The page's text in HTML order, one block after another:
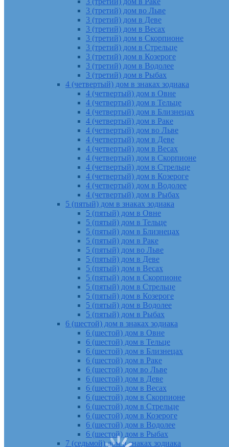
3 (третий) дом во Льве
3 (третий) дом в Деве
3 (третий) дом в Весах
3 (третий) дом в Скорпионе
3 (третий) дом в Стрельце
3 (третий) дом в Козероге
3 (третий) дом в Водолее
3 (третий) дом в Рыбах
4 (четвертый) дом в знаках зодиака
4 (четвертый) дом в Овне
4 (четвертый) дом в Тельце
4 (четвертый) дом в Близнецах
4 (четвертый) дом в Раке
4 (четвертый) дом во Льве
4 (четвертый) дом в Деве
4 (четвертый) дом в Весах
4 (четвертый) дом в Скорпионе
4 (четвертый) дом в Стрельце
4 (четвертый) дом в Козероге
4 (четвертый) дом в Водолее
4 (четвертый) дом в Рыбах
5 (пятый) дом в знаках зодиака
5 (пятый) дом в Овне
5 (пятый) дом в Тельце
5 (пятый) дом в Близнецах
5 (пятый) дом в Раке
5 (пятый) дом во Льве
5 (пятый) дом в Деве
5 (пятый) дом в Весах
5 (пятый) дом в Скорпионе
5 (пятый) дом в Стрельце
5 (пятый) дом в Козероге
5 (пятый) дом в Водолее
5 (пятый) дом в Рыбах
6 (шестой) дом в знаках зодиака
6 (шестой) дом в Овне
6 (шестой) дом в Тельце
6 (шестой) дом в Близнецах
6 (шестой) дом в Раке
6 (шестой) дом во Льве
6 (шестой) дом в Деве
6 (шестой) дом в Весах
6 (шестой) дом в Скорпионе
6 (шестой) дом в Стрельце
6 (шестой) дом в Козероге
6 (шестой) дом в Водолее
6 (шестой) дом в Рыбах
7 (седьмой) дом в знаках зодиака